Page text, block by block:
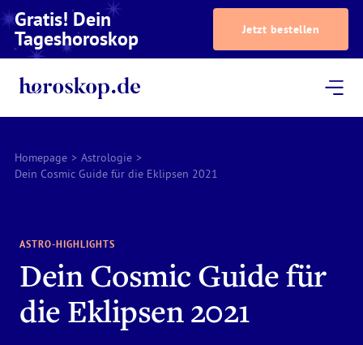
Gratis! Dein
Tageshoroskop Jetzt bestellen
Homepage > Astrologie >
Dein Cosmic Guide für die Eklipsen 2021
ASTRO-HIGHLIGHTS
Dein Cosmic Guide für
die Eklipsen 2021